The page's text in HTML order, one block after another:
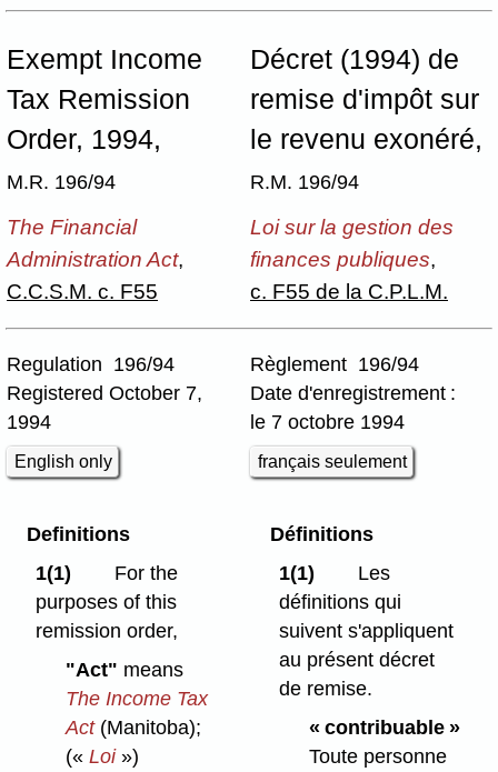
Exempt Income
Tax Remission
Order, 1994,
M.R. 196/94
Décret (1994) de
remise d'impôt sur
le revenu exonéré,
R.M. 196/94
The Financial
Administration Act,
C.C.S.M. c. F55
Loi sur la gestion des
finances publiques,
c. F55 de la C.P.L.M.
Regulation 196/94
Registered October 7,
1994
English only
Règlement 196/94
Date d'enregistrement :
le 7 octobre 1994
français seulement
Definitions
1(1)
For the
purposes of this
remission order,
"Act" means
The Income Tax
Act(Manitoba);
(«Loi »)
Définitions
1(1)
Les
définitions qui
suivent s'appliquent
au présent décret
de remise.
« contribuable »
Toute personne